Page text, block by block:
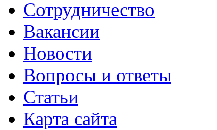
Сотрудничество
Вакансии
Новости
Вопросы и ответы
Статьи
Карта сайта